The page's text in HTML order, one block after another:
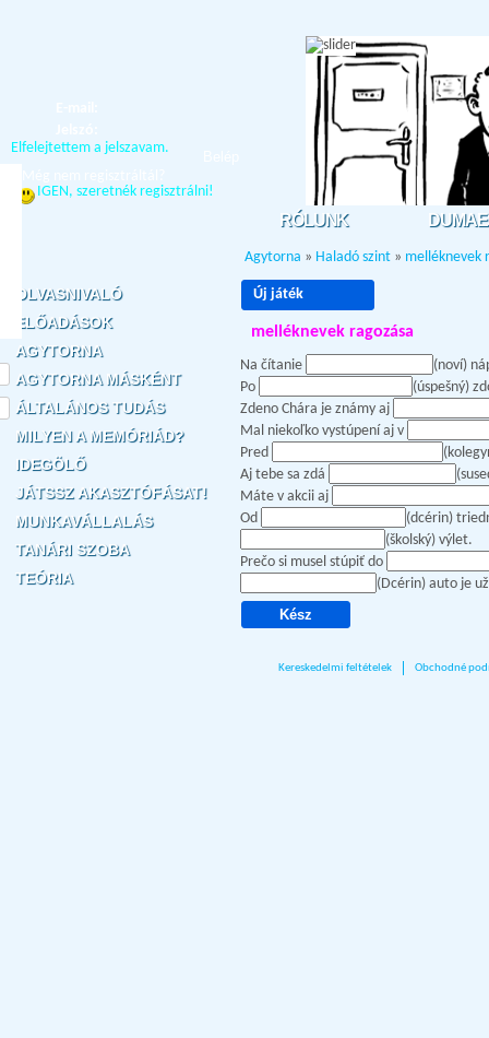
Elfelejtettem a jelszavam.
IGEN, szeretnék regisztrálni!
RÓLUNK
Agytorna » Haladó szint » melléknevek
OLVASNIVALÓ
ELŐADÁSOK
AGYTORNA
AGYTORNA MÁSKÉNT
ÁLTALÁNOS TUDÁS
MILYEN A MEMÓRIÁD?
IDEGÖLŐ
JÁTSSZ AKASZTÓFÁSAT!
MUNKAVÁLLALÁS
TANÁRI SZOBA
TEÓRIA
Új játék
melléknevek ragozása
Na čítanie
(noví)
Po
(úspešný)
Zdeno Chára je známy aj
Mal niekoľko vystúpení aj v
Pred
Aj tebe sa zdá
Máte v akcii aj
Od
(dcérin)
(školský) výlet.
Prečo si musel stúpiť do
(Dcérin) auto je
Kereskedelmi feltételek Obchodné